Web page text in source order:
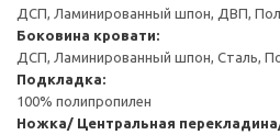
ДСП, Ламинированный шпон, ДВП,
Боковина кровати:
ДСП, Ламинированный шпон, Сталь,
Подкладка:
100% полипропилен
Ножка/ Центральная